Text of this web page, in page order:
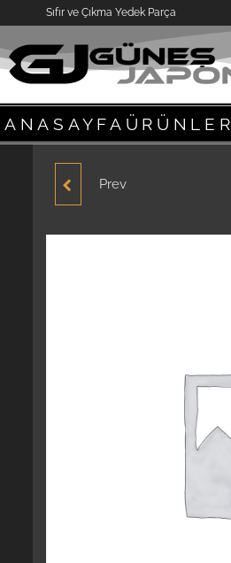
Sıfır ve Çıkma Yedek Parça
ANASAYFA ÜRÜNLER
HYUNDAI ACCENT
Prev